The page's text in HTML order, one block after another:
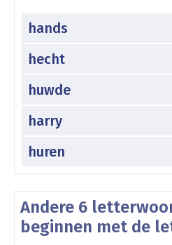
hands
hecht
huwde
harry
huren
Andere 6
beginnen met de